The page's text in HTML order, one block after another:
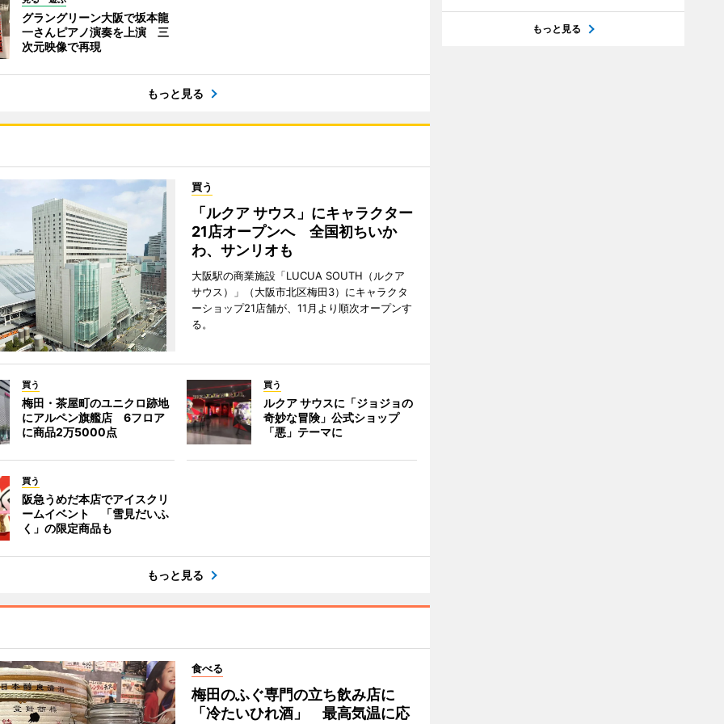
グラングリーン大阪で坂本龍
一さんピアノ演奏を上演 三
次元映像で再現
もっと見る
買う
「ルクア サウス」にキャラクター
21店オープンへ 全国初ちいか
わ、サンリオも
大阪駅の商業施設「LUCUA SOUTH（ルクア
サウス）」（大阪市北区梅田3）にキャラクタ
ーショップ21店舗が、11月より順次オープンす
る。
買う
梅田・茶屋町のユニクロ跡地
にアルペン旗艦店 6フロア
に商品2万5000点
買う
ルクア サウスに「ジョジョの
奇妙な冒険」公式ショップ
「悪」テーマに
買う
阪急うめだ本店でアイスクリ
ームイベント 「雪見だいふ
く」の限定商品も
もっと見る
食べる
梅田のふぐ専門の立ち飲み店に
「冷たいひれ酒」 最高気温に応
もっと見る